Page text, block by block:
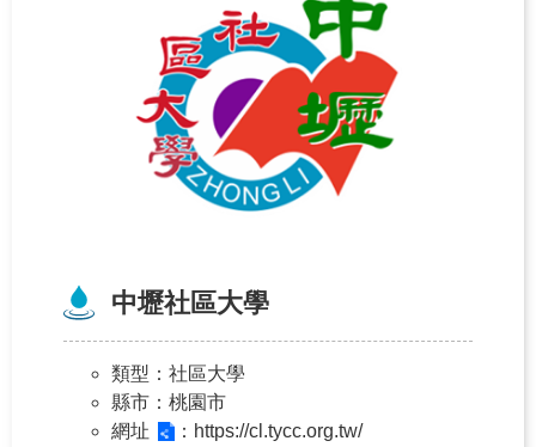
中壢社區大學
類型 ：社區大學
縣市 ：桃園市
網址
：https://cl.tycc.org.tw/